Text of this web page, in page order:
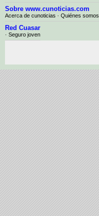
Sobre www.cunoticias.com
Acerca de cunoticias · Quiénes somos
Red Cuasar
· Seguro joven